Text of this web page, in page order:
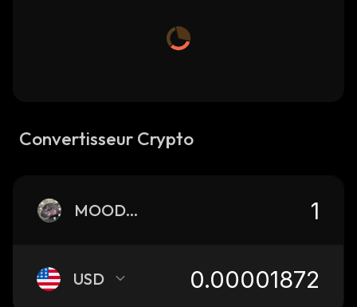
Convertisseur Crypto
MOODANG
USD